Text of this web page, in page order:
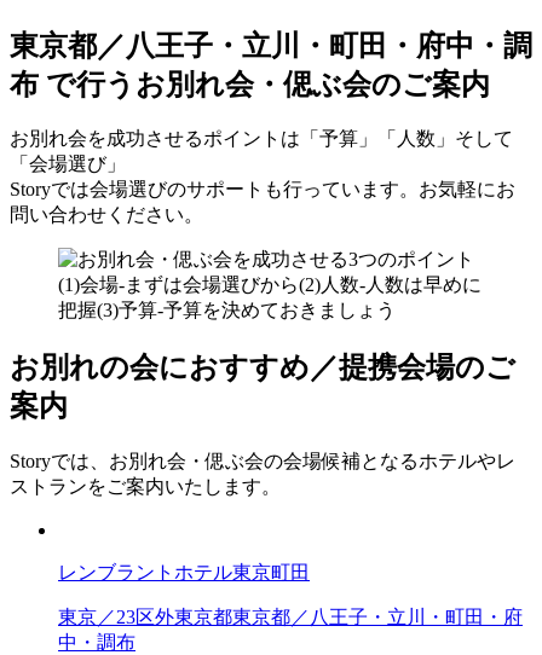
東京都／八王子・立川・町田・府中・調
布 で行う お別れ会・偲ぶ会のご案内
お別れ会を成功させるポイントは「予算」「人数」そして
「会場選び」
Storyでは会場選びのサポートも行っています。お気軽にお
問い合わせください。
お別れの会におすすめ／提携会場のご
案内
Storyでは、お別れ会・偲ぶ会の会場候補となるホテルやレ
ストランをご案内いたします。
レンブラントホテル東京町田
東京／23区外東京都東京都／八王子・立川・町田・府
中・調布